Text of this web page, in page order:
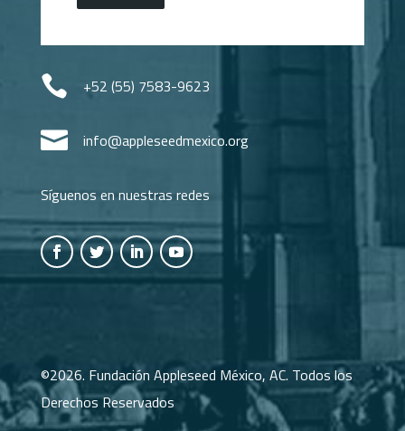
 +52 (55) 7583-9623
 info@appleseedmexico.org
Síguenos en nuestras redes
©2026. Fundación Appleseed México, AC. Todos los
Derechos Reservados